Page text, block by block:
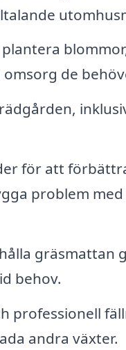
de
för att
problem
gräsmattan
behov.
professionell
andra växter.